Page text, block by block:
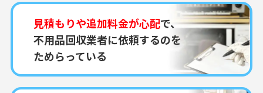
見積もりや追加料金が心配で、
不用品回収業者に依頼するのを
ためらっている